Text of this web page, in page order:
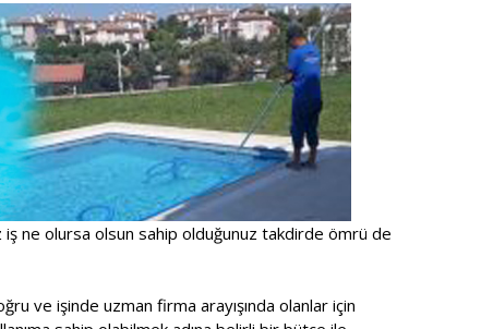
iş ne olursa olsun sahip olduğunuz takdirde ömrü de
ve işinde uzman firma arayışında olanlar için